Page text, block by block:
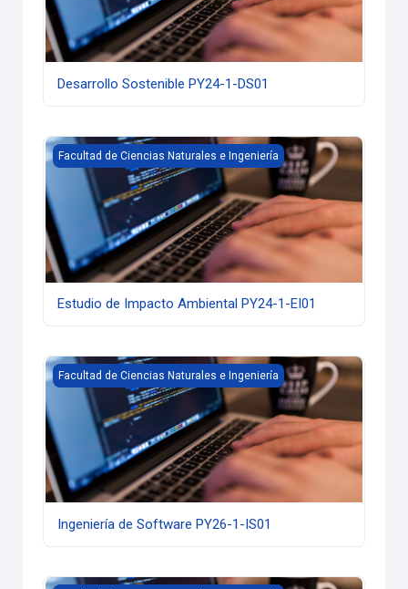
Desarrollo Sostenible PY24-1-DS01
Estudio de Impacto Ambiental PY24-1-EI01
Facultad de Ciencias Naturales e Ingeniería
Estudio de Impacto Ambiental PY24-1-EI01
Ingeniería de Software PY26-1-IS01
Facultad de Ciencias Naturales e Ingeniería
Ingeniería de Software PY26-1-IS01